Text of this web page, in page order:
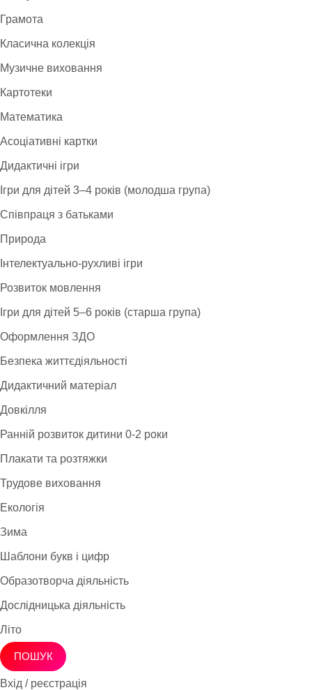
Грамота
Класична колекція
Музичне виховання
Картотеки
Математика
Асоціативні картки
Дидактичні ігри
Ігри для дітей 3–4 років (молодша група)
Співпраця з батьками
Природа
Інтелектуально-рухливі ігри
Розвиток мовлення
Ігри для дітей 5–6 років (старша група)
Оформлення ЗДО
Безпека життєдіяльності
Дидактичний матеріал
Довкілля
Ранній розвиток дитини 0-2 роки
Плакати та розтяжки
Трудове виховання
Екологія
Зима
Шаблони букв і цифр
Образотворча діяльність
Дослідницька діяльність
Літо
ПОШУК
Вхід / реєстрація